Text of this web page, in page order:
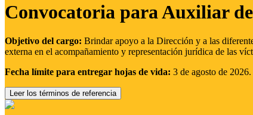
Convocatoria para Auxiliar
Objetivo del cargo: Brindar apoyo a la Dirección y a las
externa en el acompañamiento y representación jurídica de las
Fecha límite para entregar hojas de vida: 3 de agosto de 2026.
Leer los términos de referencia